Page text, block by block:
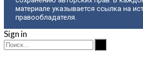
материале указывается ссылка на
правообладателя.
Sign in